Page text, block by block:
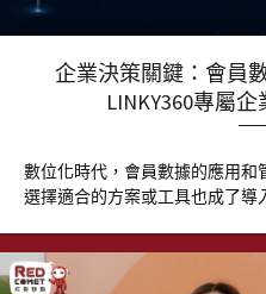
企業決策關鍵：會員
LINKY360專屬
數位化時代，會員數據的應用
選擇適合的方案或工具也成了導